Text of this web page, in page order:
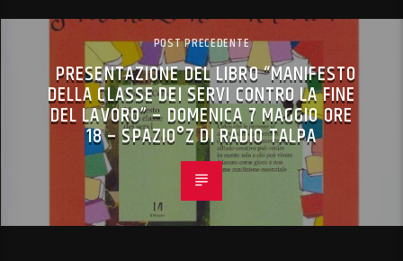
POST PRECEDENTE
PRESENTAZIONE DEL LIBRO “MANIFESTO
DELLA CLASSE DEI SERVI CONTRO LA FINE
DEL LAVORO” – DOMENICA 7 MAGGIO ORE
18 – SPAZIO°Z DI RADIO TALPA